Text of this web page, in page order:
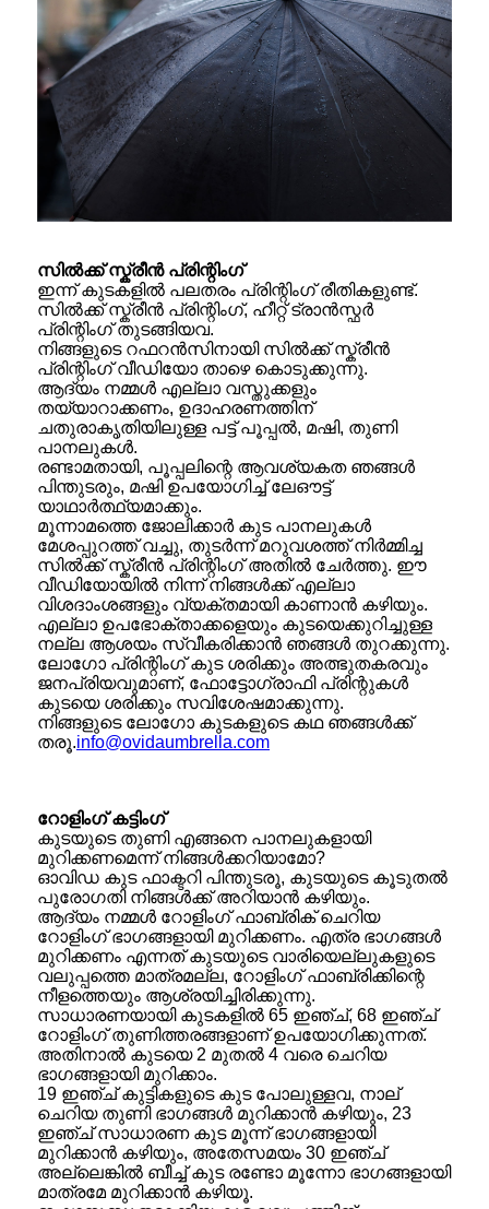
സിൽക്ക് സ്ക്രീൻ പ്രിന്റിംഗ്
ഇന്ന് കുടകളിൽ പലതരം പ്രിന്റിംഗ് രീതികളുണ്ട്.
സിൽക്ക് സ്ക്രീൻ പ്രിന്റിംഗ്, ഹീറ്റ് ട്രാൻസ്ഫർ
പ്രിന്റിംഗ് തുടങ്ങിയവ.
നിങ്ങളുടെ റഫറൻസിനായി സിൽക്ക് സ്ക്രീൻ
പ്രിന്റിംഗ് വീഡിയോ താഴെ കൊടുക്കുന്നു.
ആദ്യം നമ്മൾ എല്ലാ വസ്തുക്കളും
തയ്യാറാക്കണം, ഉദാഹരണത്തിന്
ചതുരാകൃതിയിലുള്ള പട്ട് പൂപ്പൽ, മഷി, തുണി
പാനലുകൾ.
രണ്ടാമതായി, പൂപ്പലിന്റെ ആവശ്യകത ഞങ്ങൾ
പിന്തുടരും, മഷി ഉപയോഗിച്ച് ലേഔട്ട്
യാഥാർത്ഥ്യമാക്കും.
മൂന്നാമത്തെ ജോലിക്കാർ കുട പാനലുകൾ
മേശപ്പുറത്ത് വച്ചു, തുടർന്ന് മറുവശത്ത് നിർമ്മിച്ച
സിൽക്ക് സ്ക്രീൻ പ്രിന്റിംഗ് അതിൽ ചേർത്തു. ഈ
വീഡിയോയിൽ നിന്ന് നിങ്ങൾക്ക് എല്ലാ
വിശദാംശങ്ങളും വ്യക്തമായി കാണാൻ കഴിയും.
എല്ലാ ഉപഭോക്താക്കളെയും കുടയെക്കുറിച്ചുള്ള
നല്ല ആശയം സ്വീകരിക്കാൻ ഞങ്ങൾ തുറക്കുന്നു.
ലോഗോ പ്രിന്റിംഗ് കുട ശരിക്കും അത്ഭുതകരവും
ജനപ്രിയവുമാണ്, ഫോട്ടോഗ്രാഫി പ്രിന്റുകൾ
കുടയെ ശരിക്കും സവിശേഷമാക്കുന്നു.
നിങ്ങളുടെ ലോഗോ കുടകളുടെ കഥ ഞങ്ങൾക്ക്
തരൂ.info@ovidaumbrella.com
റോളിംഗ് കട്ടിംഗ്
കുടയുടെ തുണി എങ്ങനെ പാനലുകളായി
മുറിക്കണമെന്ന് നിങ്ങൾക്കറിയാമോ?
ഓവിഡ കുട ഫാക്ടറി പിന്തുടരൂ, കുടയുടെ കൂടുതൽ
പുരോഗതി നിങ്ങൾക്ക് അറിയാൻ കഴിയും.
ആദ്യം നമ്മൾ റോളിംഗ് ഫാബ്രിക് ചെറിയ
റോളിംഗ് ഭാഗങ്ങളായി മുറിക്കണം. എത്ര ഭാഗങ്ങൾ
മുറിക്കണം എന്നത് കുടയുടെ വാരിയെല്ലുകളുടെ
വലുപ്പത്തെ മാത്രമല്ല, റോളിംഗ് ഫാബ്രിക്കിന്റെ
നീളത്തെയും ആശ്രയിച്ചിരിക്കുന്നു.
സാധാരണയായി കുടകളിൽ 65 ഇഞ്ച്, 68 ഇഞ്ച്
റോളിംഗ് തുണിത്തരങ്ങളാണ് ഉപയോഗിക്കുന്നത്.
അതിനാൽ കുടയെ 2 മുതൽ 4 വരെ ചെറിയ
ഭാഗങ്ങളായി മുറിക്കാം.
19 ഇഞ്ച് കുട്ടികളുടെ കുട പോലുള്ളവ, നാല്
ചെറിയ തുണി ഭാഗങ്ങൾ മുറിക്കാൻ കഴിയും, 23
ഇഞ്ച് സാധാരണ കുട മൂന്ന് ഭാഗങ്ങളായി
മുറിക്കാൻ കഴിയും, അതേസമയം 30 ഇഞ്ച്
അല്ലെങ്കിൽ ബീച്ച് കുട രണ്ടോ മൂന്നോ ഭാഗങ്ങളായി
മാത്രമേ മുറിക്കാൻ കഴിയൂ.